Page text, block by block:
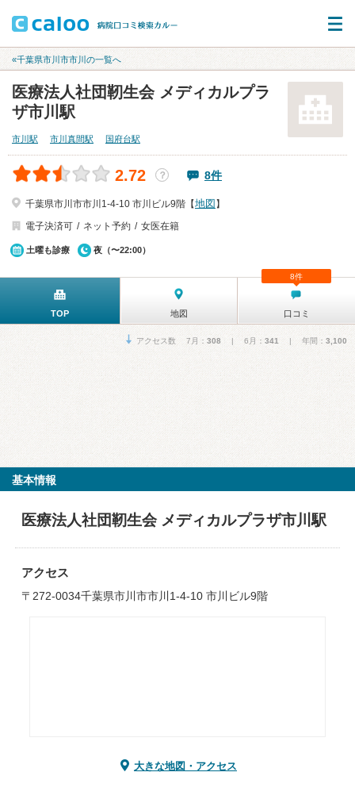
«千葉県市川市市川の一覧へ
医療法人社団靭生会 メディカルプラ
ザ市川駅
市川駅 市川真間駅 国府台駅
2.72 ？ 8件
千葉県市川市市川1-4-10 市川ビル9階【地図 】
電子決済可
ネット予約 女医在籍
土曜も診療 夜（〜22:00）
TOP 地図 口コミ
8件
アクセス数 7月： 308 | 6月： 341 | 年間： 3,100
基本情報
医療法人社団靭生会 メディカルプラザ市川駅
アクセス
〒272-0034千葉県市川市市川1-4-10 市川ビル9階
大きな地図・アクセス